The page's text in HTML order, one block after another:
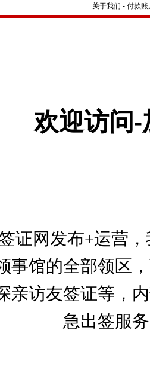
关于我们 - 付款账
欢迎访问-
证网发布+运营
事馆的全部领区
亲访友签证等，
急出签服